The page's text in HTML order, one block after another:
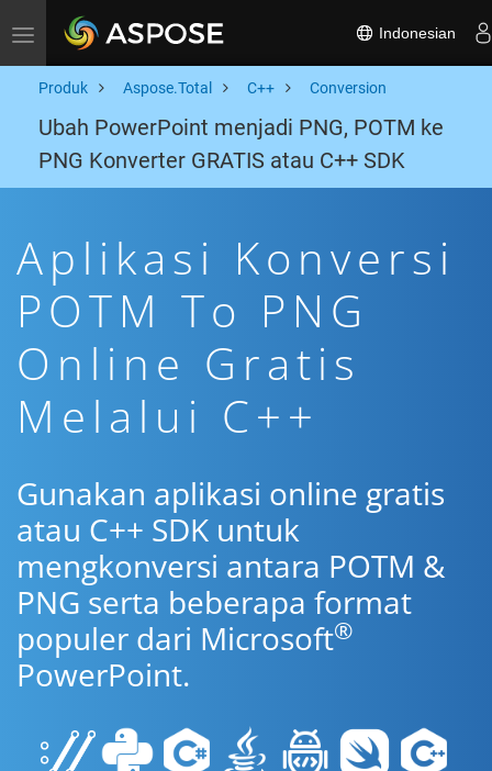
Toggle navigation Indonesian
Produk Aspose.Total C++ Conversion
Ubah PowerPoint menjadi PNG, POTM ke
PNG Konverter GRATIS atau C++ SDK
Aplikasi Konversi
POTM To PNG
Online Gratis
Melalui C++
Gunakan aplikasi online gratis
atau C++ SDK untuk
mengkonversi antara POTM &
PNG serta beberapa format
populer dari Microsoft®
PowerPoint.